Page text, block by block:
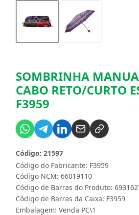
SOMBRINHA
CABO RETO/CURTO
F3959
Código do Fabricante: F3959
Código: 21597
Código NCM: 66019110
Código de Barras do Produto:
Código de Barras da Caixa: F3959
Embalagem: Venda PC\1